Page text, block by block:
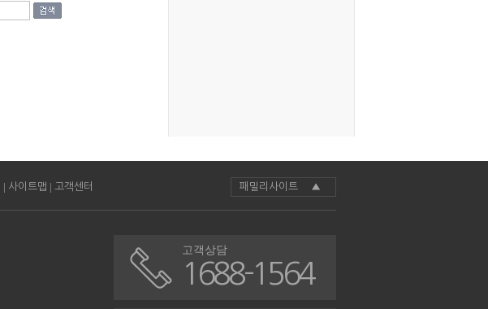
| 사이트맵 | 고객센터 패밀리사이트 ▲
고객상담
1688-1564